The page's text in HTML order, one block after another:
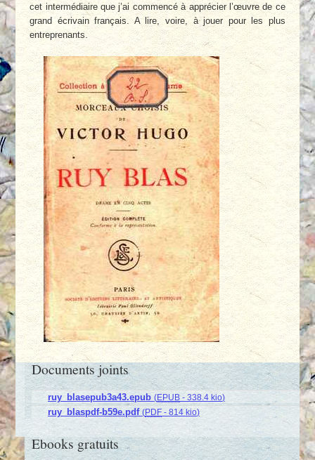
cet intermédiaire que j’ai commencé à apprécier l’œuvre de ce
grand écrivain français. A lire, voire, à jouer pour les plus
entreprenants.
Documents joints
ruy_blasepub3a43.epub (EPUB- 338.4 kio)
ruy_blaspdf-b59e.pdf (PDF- 814 kio)
Ebooks gratuits